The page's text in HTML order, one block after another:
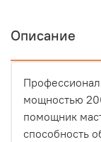
Описание
мощностью
помощник
способность